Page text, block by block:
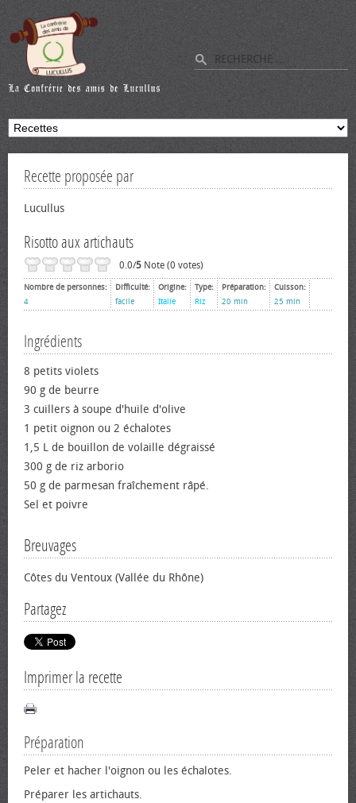
Recette proposée par
Lucullus
Risotto aux artichauts
0.0/5 Note (0 votes)
Nombre de personnes:
4
Difficulté:
facile
Origine:
Italie
Type:
Riz
Préparation:
20 min
Cuisson:
25 min
Ingrédients
8 petits violets
90 g de beurre
3 cuillers à soupe d'huile d'olive
1 petit oignon ou 2 échalotes
1,5 L de bouillon de volaille dégraissé
300 g de riz arborio
50 g de parmesan fraîchement râpé.
Sel et poivre
Breuvages
Côtes du Ventoux (Vallée du Rhône)
Partagez
Imprimer la recette
Préparation
Peler et hacher l'oignon ou les échalotes.
Préparer les artichauts.